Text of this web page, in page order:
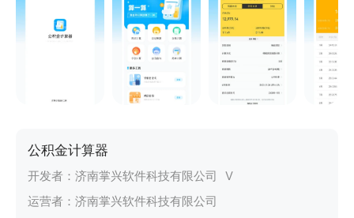
公积金计算器
开发者： 济南掌兴软件科技有限公司
V
运营者： 济南掌兴软件科技有限公司